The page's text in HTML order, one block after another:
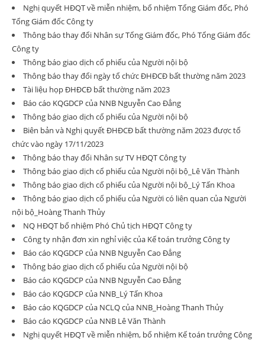
Nghị quyết HĐQT về miễn nhiệm, bổ nhiệm Tổng Giám đốc, Phó
Tổng Giám đốc Công ty
Thông báo thay đổi Nhân sự Tổng Giám đốc, Phó Tổng Giám đốc
Công ty
Thông báo giao dịch cổ phiếu của Người nội bộ
Thông báo thay đổi ngày tổ chức ĐHĐCĐ bất thường năm 2023
Tài liệu họp ĐHĐCĐ bất thường năm 2023
Báo cáo KQGDCP của NNB Nguyễn Cao Đẳng
Thông báo giao dịch cổ phiếu của Người nội bộ
Biên bản và Nghị quyết ĐHĐCĐ bất thường năm 2023 được tổ
chức vào ngày 17/11/2023
Thông báo thay đổi Nhân sự TV HĐQT Công ty
Thông báo giao dịch cổ phiếu của Người nội bộ_Lê Văn Thành
Thông báo giao dịch cổ phiếu của Người nội bộ_Lý Tấn Khoa
Thông báo giao dịch cổ phiếu của Người có liên quan của Người
nội bộ_Hoàng Thanh Thủy
NQ HĐQT bổ nhiệm Phó Chủ tịch HĐQT Công ty
Công ty nhận đơn xin nghỉ việc của Kế toán trưởng Công ty
Báo cáo KQGDCP của NNB Nguyễn Cao Đẳng
Thông báo giao dịch cổ phiếu của Người nội bộ
Báo cáo KQGDCP của NNB Nguyễn Cao Đẳng
Báo cáo KQGDCP của NNB_Lý Tấn Khoa
Báo cáo KQGDCP của NCLQ của NNB_Hoàng Thanh Thủy
Báo cáo KQGDCP của NNB Lê Văn Thành
Nghị quyết HĐQT về miễn nhiệm, bổ nhiệm Kế toán trưởng Công